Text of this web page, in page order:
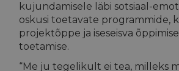
kujundamisele läbi sotsiaal-
oskusi toetavate programmide,
projektõppe ja iseseisva
toetamise.
“Me ju tegelikult ei tea, milleks